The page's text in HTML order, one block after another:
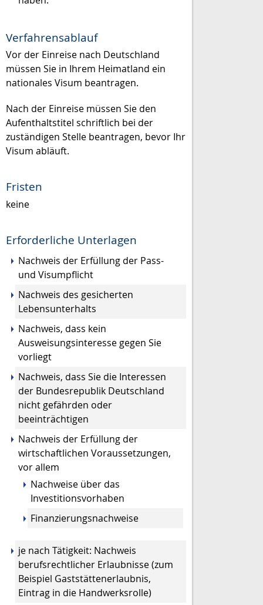
Verfahrensablauf
Vor der Einreise nach Deutschland
müssen Sie in Ihrem Heimatland ein
nationales Visum beantragen.
Nach der Einreise müssen Sie den
Aufenthaltstitel schriftlich bei der
zuständigen Stelle beantragen, bevor Ihr
Visum abläuft.
Fristen
keine
Erforderliche Unterlagen
Nachweis der Erfüllung der Pass-
und Visumpflicht
Nachweis des gesicherten
Lebensunterhalts
Nachweis, dass kein
Ausweisungsinteresse gegen Sie
vorliegt
Nachweis, dass Sie die Interessen
der Bundesrepublik Deutschland
nicht gefährden oder
beeinträchtigen
Nachweis der Erfüllung der
wirtschaftlichen Voraussetzungen,
vor allem
Nachweise über das
Investitionsvorhaben
Finanzierungsnachweise
je nach Tätigkeit: Nachweis
berufsrechtlicher Erlaubnisse (zum
Beispiel Gaststättenerlaubnis,
Eintrag in die Handwerksrolle)